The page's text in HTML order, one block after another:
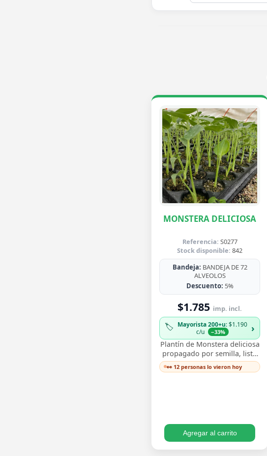
MONSTERA DELICIOSA
Referencia: S0277
Stock disponible: 842
Bandeja: BANDEJA DE 72
ALVEOLOS
Descuento: 5%
$1.785 imp. incl.
🏷️ Mayorista 200+u: $1.190
c/u
−33% ›
Plantín de Monstera deliciosa
propagado por semilla, listo
para trasplantar y ver crecer
sus icónicas hojas perforadas
👀 12 personas lo vieron hoy
Agregar al carrito